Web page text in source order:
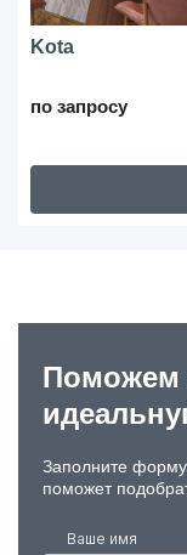
Kota
по запросу
Поможем
Заполните
поможет
Ваше имя